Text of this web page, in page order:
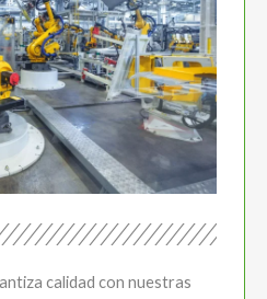
calidad con nuestras